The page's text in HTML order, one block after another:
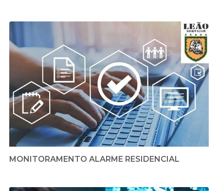
MONITORAMENTO ALARME RESIDENCIAL